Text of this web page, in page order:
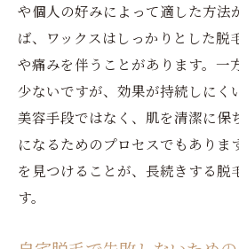
や個人の好みによって適した方法
ば、ワックスはしっかりとした脱
や痛みを伴うことがあります。一
少ないですが、効果が持続しにく
美容手段ではなく、肌を清潔に保
になるためのプロセスでもありま
を見つけることが、長続きする脱
す。